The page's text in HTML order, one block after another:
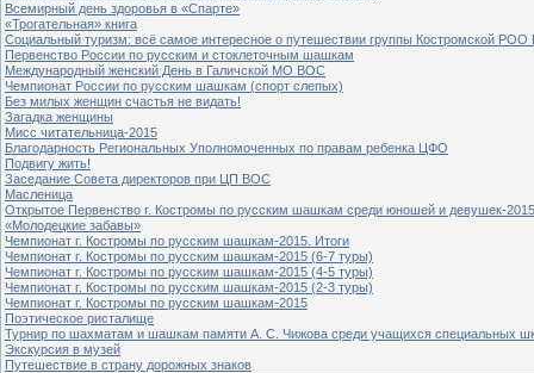
Всемирный день здоровья в «Спарте»
«Трогательная» книга
Социальный туризм: всё самое интересное о путешествии группы Костромской
Первенство России по русским и стоклеточным шашкам
Международный женский День в Галичской МО ВОС
Чемпионат России по русским шашкам (спорт слепых)
Без милых женщин счастья не видать!
Загадка женщины
Мисс читательница-2015
Благодарность Региональных Уполномоченных по правам ребенка ЦФО
Подвигу жить!
Заседание Совета директоров при ЦП ВОС
Масленица
Открытое Первенство г. Костромы по русским шашкам среди юношей и девушек-
«Молодецкие забавы»
Чемпионат г. Костромы по русским шашкам-2015. Итоги
Чемпионат г. Костромы по русским шашкам-2015 (6-7 туры)
Чемпионат г. Костромы по русским шашкам-2015 (4-5 туры)
Чемпионат г. Костромы по русским шашкам-2015 (2-3 туры)
Чемпионат г. Костромы по русским шашкам-2015
Поэтическое ристалище
Турнир по шахматам и шашкам памяти А. С. Чижова среди учащихся специальных
Экскурсия в музей
Путешествие в страну дорожных знаков